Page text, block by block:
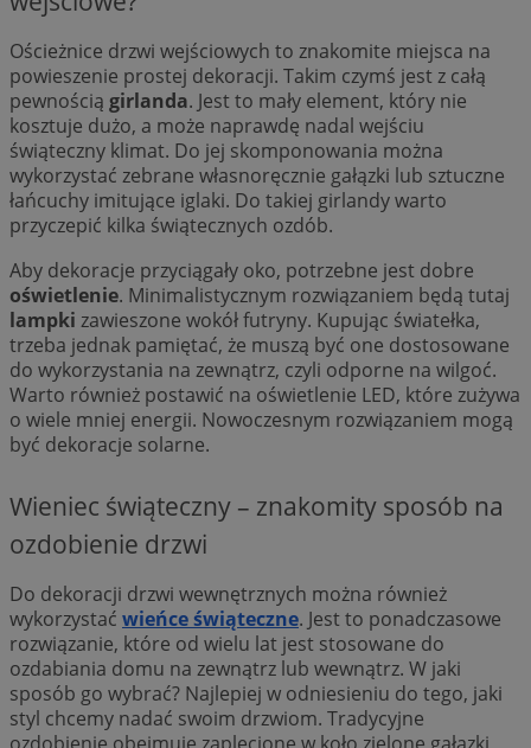
Ościeżnice drzwi wejściowych to znakomite miejsca na
powieszenie prostej dekoracji. Takim czymś jest z całą
pewnością girlanda. Jest to mały element, który nie
kosztuje dużo, a może naprawdę nadal wejściu
świąteczny klimat. Do jej skomponowania można
wykorzystać zebrane własnoręcznie gałązki lub sztuczne
łańcuchy imitujące iglaki. Do takiej girlandy warto
przyczepić kilka świątecznych ozdób.
Aby dekoracje przyciągały oko, potrzebne jest dobre
oświetlenie. Minimalistycznym rozwiązaniem będą tutaj
lampki zawieszone wokół futryny. Kupując światełka,
trzeba jednak pamiętać, że muszą być one dostosowane
do wykorzystania na zewnątrz, czyli odporne na wilgoć.
Warto również postawić na oświetlenie LED, które zużywa
o wiele mniej energii. Nowoczesnym rozwiązaniem mogą
być dekoracje solarne.
Wieniec świąteczny – znakomity sposób na
ozdobienie drzwi
Do dekoracji drzwi wewnętrznych można również
wykorzystać wieńce świąteczne. Jest to ponadczasowe
rozwiązanie, które od wielu lat jest stosowane do
ozdabiania domu na zewnątrz lub wewnątrz. W jaki
sposób go wybrać? Najlepiej w odniesieniu do tego, jaki
styl chcemy nadać swoim drzwiom. Tradycyjne